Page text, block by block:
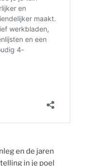
en de jaren
in je poel